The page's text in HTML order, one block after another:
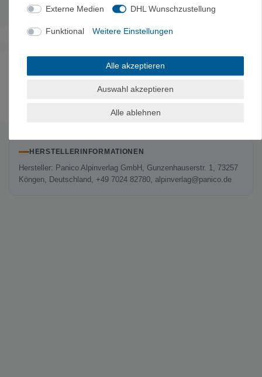
Noch sind keine Bewertungen vorhanden.
Es erfolgt keine Prüfung auf Echtheit der Bewertungen.
HERSTELLERINFORMATIONEN
Hersteller: Panico Alpinverlag GmbH, Gunzenhauserstr. 1, 73257
Köngen, Deutschland, +49 7024 82780, alpinverlag@panico.de
Externe Medien DHL Wunschzustellung
Funktional Weitere Einstellungen
Alle akzeptieren
Auswahl akzeptieren
Alle ablehnen